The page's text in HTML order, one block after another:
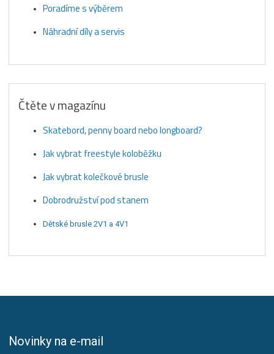
Poradíme s výběrem
Náhradní díly a servis
Čtěte v magazínu
Skatebord, penny board nebo longboard?
Jak vybrat freestyle koloběžku
Jak vybrat kolečkové brusle
Dobrodružství pod stanem
Dětské brusle 2V1 a 4V1
Novinky na e-mail